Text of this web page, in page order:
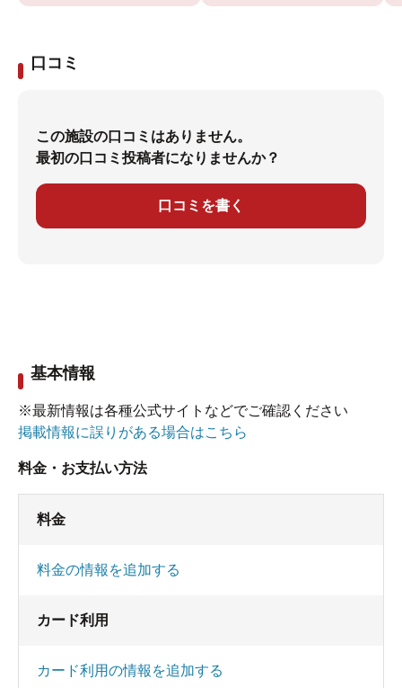
口コミ
この施設の口コミはありません。
最初の口コミ投稿者になりませんか？
口コミを書く
基本情報
※最新情報は各種公式サイトなどでご確認ください
掲載情報に誤りがある場合はこちら
料金・お支払い方法
料金
料金の情報を追加する
カード利用
カード利用の情報を追加する